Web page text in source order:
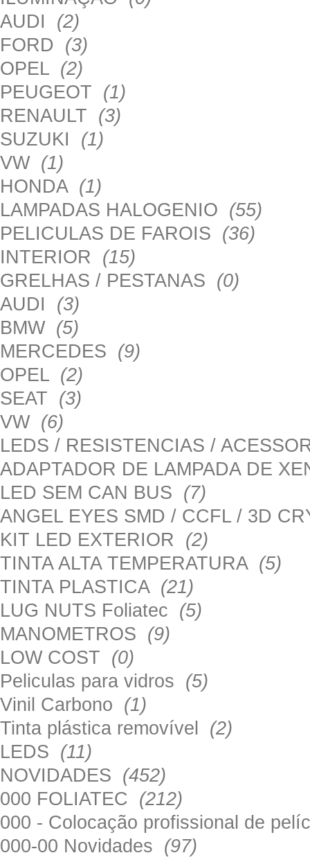
AUDI (2)
FORD (3)
OPEL (2)
PEUGEOT (1)
RENAULT (3)
SUZUKI (1)
VW (1)
HONDA (1)
LAMPADAS HALOGENIO (55)
PELICULAS DE FAROIS (36)
INTERIOR (15)
GRELHAS / PESTANAS (0)
AUDI (3)
BMW (5)
MERCEDES (9)
OPEL (2)
SEAT (3)
VW (6)
LEDS / RESISTENCIAS /
ADAPTADOR DE LAMPADA DE
LED SEM CAN BUS (7)
ANGEL EYES SMD / CCFL / 3D
KIT LED EXTERIOR (2)
TINTA ALTA TEMPERATURA (5)
TINTA PLASTICA (21)
LUG NUTS Foliatec (5)
MANOMETROS (9)
LOW COST (0)
Peliculas para vidros (5)
Vinil Carbono (1)
Tinta plástica removível (2)
LEDS (11)
NOVIDADES (452)
000 FOLIATEC (212)
000 - Colocação profissional de
000-00 Novidades (97)